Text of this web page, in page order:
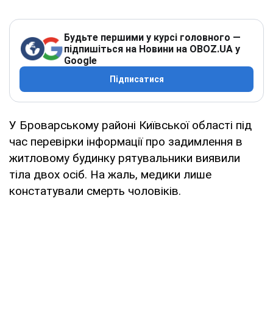
Будьте першими у курсі головного —
підпишіться на Новини на OBOZ.UA у
Google
Підписатися
У Броварському районі Київської області під
час перевірки інформації про задимлення в
житловому будинку рятувальники виявили
тіла двох осіб. На жаль, медики лише
констатували смерть чоловіків.